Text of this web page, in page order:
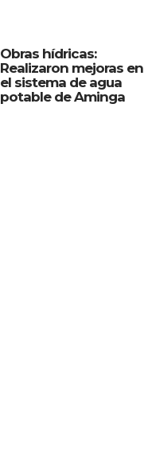
Obras hídricas:
Realizaron mejoras en
el sistema de agua
potable de Aminga